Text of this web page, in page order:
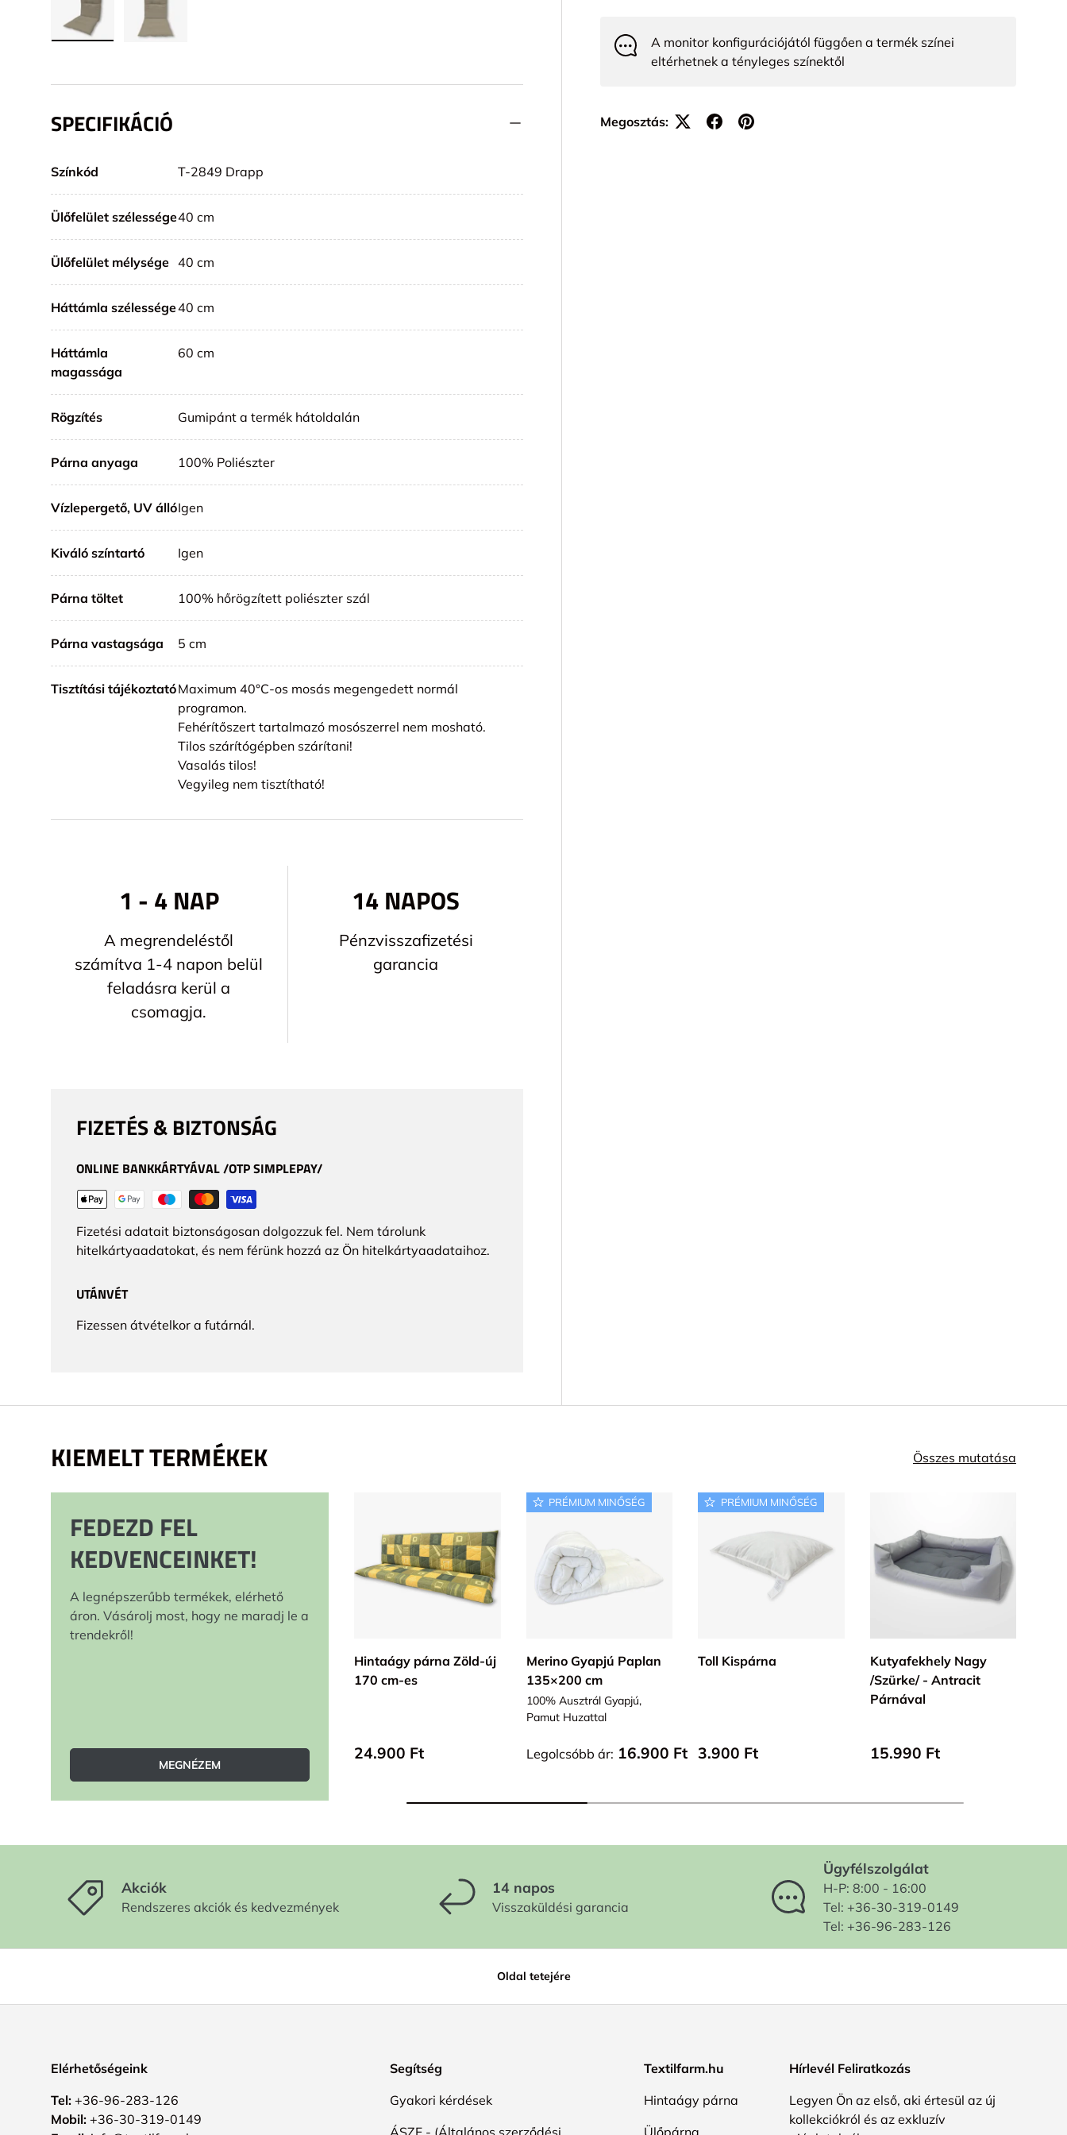
A monitor konfigurációjától függően a termék színei
eltérhetnek a tényleges színektől
Megosztás:
SPECIFIKÁCIÓ
Színkód T-2849 Drapp
Ülőfelület szélessége40 cm
Ülőfelület mélysége 40 cm
Háttámla szélessége40 cm
Háttámla
magassága
60 cm
Rögzítés Gumipánt a termék hátoldalán
Párna anyaga 100% Poliészter
Vízlepergető, UV állóIgen
Kiváló színtartó Igen
Párna töltet 100% hőrögzített poliészter szál
Párna vastagsága 5 cm
Tisztítási tájékoztatóMaximum 40°C-os mosás megengedett normál
programon.
Fehérítőszert tartalmazó mosószerrel nem mosható.
Tilos szárítógépben szárítani!
Vasalás tilos!
Vegyileg nem tisztítható!
1 - 4 NAP
A megrendeléstől
számítva 1-4 napon belül
feladásra kerül a
csomagja.
14 NAPOS
Pénzvisszafizetési
garancia
FIZETÉS & BIZTONSÁG
ONLINE BANKKÁRTYÁVAL /OTP SIMPLEPAY/
Fizetési adatait biztonságosan dolgozzuk fel. Nem tárolunk
hitelkártyaadatokat, és nem férünk hozzá az Ön hitelkártyaadataihoz.
UTÁNVÉT
Fizessen átvételkor a futárnál.
KIEMELT TERMÉKEK Összes mutatása
FEDEZD FEL
KEDVENCEINKET!
A legnépszerűbb termékek, elérhető
áron. Vásárolj most, hogy ne maradj le a
trendekről!
MEGNÉZEM
Hintaágy párna Zöld-új
170 cm-es
Alap ár
24.900 Ft
PRÉMIUM MINŐSÉG
Merino Gyapjú Paplan
135×200 cm
100% Ausztrál Gyapjú,
Pamut Huzattal
Alap ár
Legolcsóbb ár: 16.900 Ft
PRÉMIUM MINŐSÉG
Toll Kispárna
Alap ár
3.900 Ft
Kutyafekhely Nagy
/Szürke/ - Antracit
Párnával
Alap ár
15.990 Ft
Akciók
Rendszeres akciók és kedvezmények
14 napos
Visszaküldési garancia
Ügyfélszolgálat
H-P: 8:00 - 16:00
Tel: +36-30-319-0149
Tel: +36-96-283-126
Oldal tetejére
Elérhetőségeink
Tel: +36-96-283-126
Mobil: +36-30-319-0149
Segítség
Gyakori kérdések
ÁSZF - (Általános szerződési
Textilfarm.hu
Hintaágy párna
Ülőpárna
Hírlevél Feliratkozás
Legyen Ön az első, aki értesül az új
kollekciókról és az exkluzív